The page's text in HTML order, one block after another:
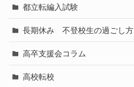
都立転編入試験
長期休み 不登校生の過ごし方
高卒支援会コラム
高校転校